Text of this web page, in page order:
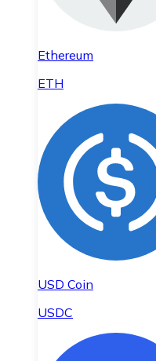
Ethereum
ETH
USD Coin
USDC